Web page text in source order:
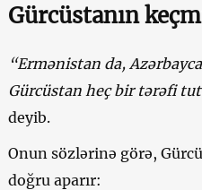
Gürcüstanın
“Ermənistan da,
Gürcüstan heç bir tərəfi
deyib.
Onun sözlərinə görə,
doğru aparır: